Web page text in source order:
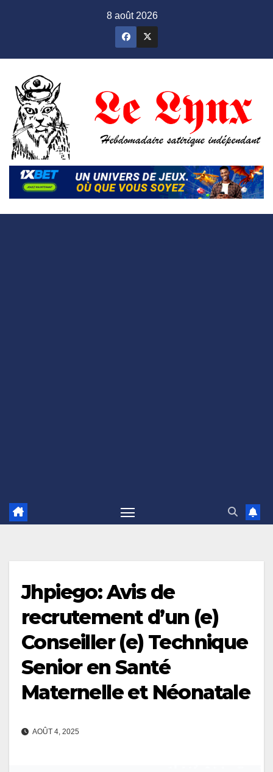
8 août 2026
Jhpiego: Avis de
recrutement d’un (e)
Conseiller (e) Technique
Senior en Santé
Maternelle et Néonatale
AOÛT 4, 2025